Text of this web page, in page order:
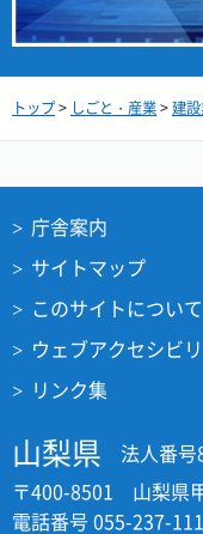
トップ> しごと・産業>建
庁舎案内
サイトマップ
このサイトについて
ウェブアクセシビ
リンク集
山梨県
法人番
〒400-8501 山梨県
電話番号 055-237-